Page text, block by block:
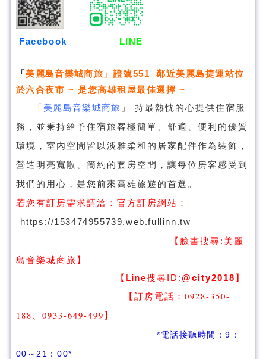
Facebook LINE
「美麗島音樂城商旅 」證號551 鄰近美麗島捷運站位
於六合夜市 ~ 是您高雄租屋最佳選擇 ~
「 美麗島音樂城商旅 」 持最熱忱的心提供住宿服
務，並秉持給予住宿旅客極簡單、舒適、便利的優質
環境，室內空間皆以淡雅柔和的居家配件作為裝飾，
營造明亮寬敞、簡約的套房空間，讓每位房客感受到
我們的用心，是您前來高雄旅遊的首選。
若您有訂房需求請洽： 官方訂房網站：
https://153474955739.web.fullinn.tw
【臉書搜尋: 美麗
島音樂城商旅 】
【Line搜尋ID:@city2018 】
【訂房電話：0928-350-
188、0933-649-499 】
*電話接聽時間：9：
00～21：00*